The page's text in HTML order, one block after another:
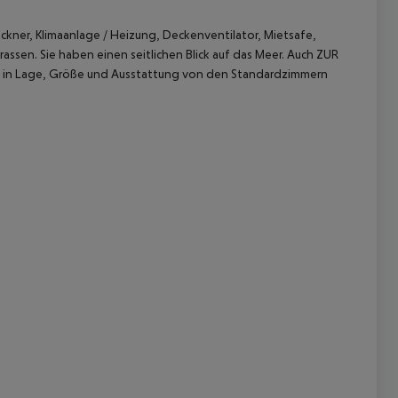
Klimaanlage / Heizung, Deckenventilator, Mietsafe,
Sie haben einen seitlichen Blick auf das Meer. Auch ZUR
in Lage, Größe und Ausstattung von den Standardzimmern